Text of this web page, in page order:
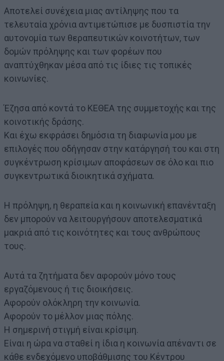
Αποτελεί συνέχεια μιας αντίληψης που τα
τελευταία χρόνια αντιμετώπισε με δυσπιστία την
αυτονομία των θεραπευτικών κοινοτήτων, των
δομών πρόληψης και των φορέων που
αναπτύχθηκαν μέσα από τις ίδιες τις τοπικές
κοινωνίες.
Έζησα από κοντά το ΚΕΘΕΑ της συμμετοχής και της
κοινοτικής δράσης.
Και έχω εκφράσει δημόσια τη διαφωνία μου με
επιλογές που οδήγησαν στην κατάργησή του και στη
συγκέντρωση κρίσιμων αποφάσεων σε όλο και πιο
συγκεντρωτικά διοικητικά σχήματα.
Η πρόληψη, η θεραπεία και η κοινωνική επανένταξη
δεν μπορούν να λειτουργήσουν αποτελεσματικά
μακριά από τις κοινότητες και τους ανθρώπους
τους.
Αυτά τα ζητήματα δεν αφορούν μόνο τους
εργαζόμενους ή τις διοικήσεις.
Αφορούν ολόκληρη την κοινωνία.
Αφορούν το μέλλον μιας πόλης.
Η σημερινή στιγμή είναι κρίσιμη.
Είναι η ώρα να σταθεί η ίδια η κοινωνία απέναντι σε
κάθε ενδεχόμενο υποβάθμισης του Κέντρου